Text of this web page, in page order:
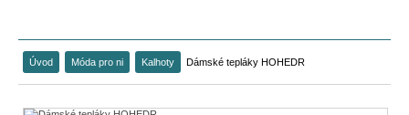
Úvod Móda pro ni Kalhoty Dámské tepláky HOHEDR